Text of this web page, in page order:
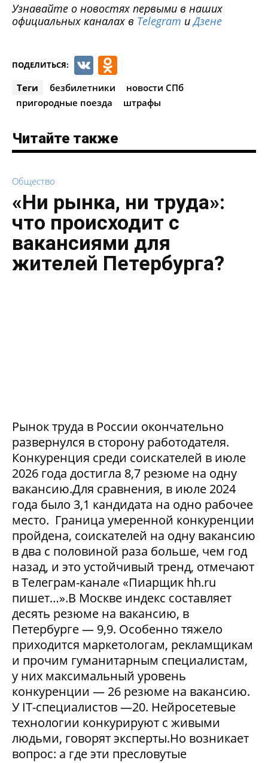
Узнавайте о новостях первыми в наших
официальных каналах в Telegram иДзене
ПОДЕЛИТЬСЯ: VK
Теги безбилетники
новости СПб
пригородные поезда
штрафы
Читайте также
Общество
«Ни рынка, ни труда»:
что происходит с
вакансиями для
жителей Петербурга?
Рынок труда в России окончательно
развернулся в сторону работодателя.
Конкуренция среди соискателей в июле
2026 года достигла 8,7 резюме на одну
вакансию.Для сравнения, в июле 2024
года было 3,1 кандидата на одно рабочее
место. Граница умеренной конкуренции
пройдена, соискателей на одну вакансию
в два с половиной раза больше, чем год
назад, и это устойчивый тренд, отмечают
в Телеграм-канале «Пиарщик hh.ru
пишет…».В Москве индекс составляет
десять резюме на вакансию, в
Петербурге — 9,9. Особенно тяжело
приходится маркетологам, рекламщикам
и прочим гуманитарным специалистам,
у них максимальный уровень
конкуренции — 26 резюме на вакансию.
У IT-специалистов —20. Нейросетевые
технологии конкурируют с живыми
людьми, говорят эксперты.Но возникает
вопрос: а где эти пресловутые